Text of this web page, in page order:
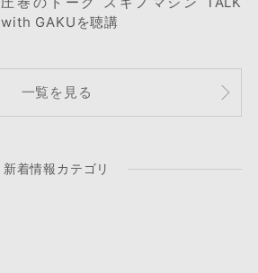
with GAKUを聴講
一覧を見る
新着情報カテゴリ